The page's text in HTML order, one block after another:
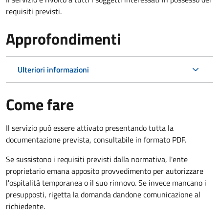
requisiti previsti.
Approfondimenti
Ulteriori informazioni
Come fare
Il servizio può essere attivato presentando tutta la
documentazione prevista, consultabile in formato PDF.
Se sussistono i requisiti previsti dalla normativa, l'ente
proprietario emana apposito provvedimento per autorizzare
l'ospitalità temporanea o il suo rinnovo. Se invece mancano i
presupposti, rigetta la domanda dandone comunicazione al
richiedente.